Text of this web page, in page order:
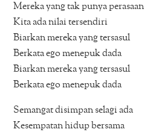
Mereka yang tak punya perasaan
Kita ada nilai tersendiri
Biarkan mereka yang tersasul
Berkata ego menepuk dada
Biarkan mereka yang tersasul
Berkata ego menepuk dada
Semangat disimpan selagi ada
Kesempatan hidup bersama